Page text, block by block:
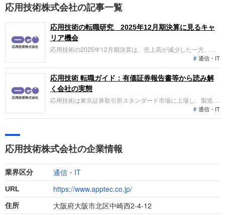
応用技術株式会社の記事一覧
応用技術の転職研究 2025年12月期決算に見るキャ
リア機会
応用技術の2025年12月期決算は、売上高が減少した一方、仲
介契約への移行と独自DXソリューションの好調により営業利
益が前期比28.0%増と大幅増益を達成。国内3社目となる
Autodeskプラチナパートナーへの昇格や、2026年の5.6億円規
模の戦略投資の狙い、転職者が担える役割を専門的な視点で整
理します。
通信・IT
応用技術 転職ガイド：有価証券報告書等から読み解
く会社の実態
応用技術は東京証券取引所スタンダード市場に上場し、製造・
建設業向けのソリューションや環境・防災系のエンジニアリン
グサービスを展開しています。直近の業績は、ソフトウェア販
通信・IT
応用技術株式会社の企業情報
業界区分 通信・IT
URL https://www.apptec.co.jp/
住所 大阪府大阪市北区中崎西2-4-12